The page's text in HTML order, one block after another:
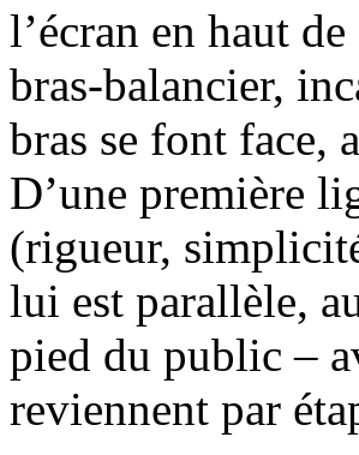
l’écran en haut
bras-balancier,
bras se font face,
D’une première
(rigueur,
lui est parallèle,
pied du public –
reviennent par